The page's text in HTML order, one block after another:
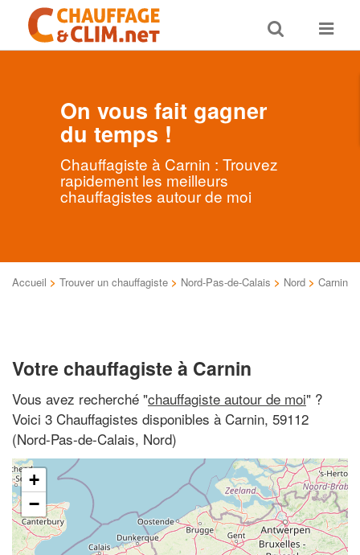
Toggle
search
Toggle
On vous fait gagner
du temps !
Chauffagiste à Carnin : Trouvez
rapidement les meilleurs
chauffagistes autour de moi
Accueil > Trouver un chauffagiste > Nord-Pas-de-Calais > Nord > Carnin
Votre chauffagiste à Carnin
Vous avez recherché "chauffagiste autour de moi" ?
Voici 3 Chauffagistes disponibles à Carnin, 59112
(Nord-Pas-de-Calais, Nord)
+
−